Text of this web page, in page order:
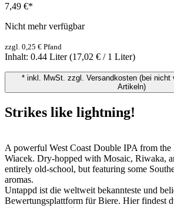
7,49 €*
Nicht mehr verfügbar
zzgl. 0,25 € Pfand
Inhalt: 0.44 Liter(17,02 € / 1 Liter)
* inkl. MwSt. zzgl. Versandkosten (bei nicht
Artikeln)
Strikes like lightning!
A powerful West Coast Double IPA from
Wiacek. Dry-hopped with Mosaic, Riwaka,
entirely old-school, but featuring some
aromas.
Untappd ist die weltweit bekannteste und
Bewertungsplattform für Biere. Hier findest